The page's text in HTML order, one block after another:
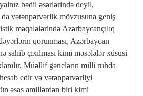
bədii əsərlərində deyil,
da vətənpərvərlik mövzusuna geniş
məqalələrində Azərbaycançılıq
qorunması, Azərbaycan
sahib çıxılması kimi məsələlər xüsusi
Müəllif gənclərin milli ruhda
edir və vətənpərvərliyi
əsas amillərdən biri kimi